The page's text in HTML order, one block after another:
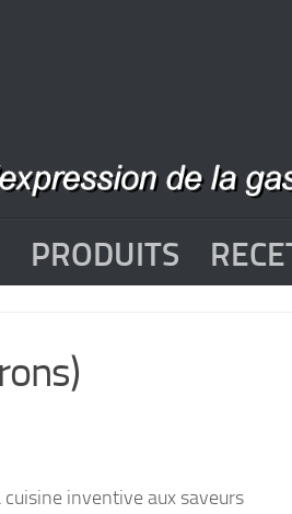
PRODUITS
cuisine inventive aux saveurs